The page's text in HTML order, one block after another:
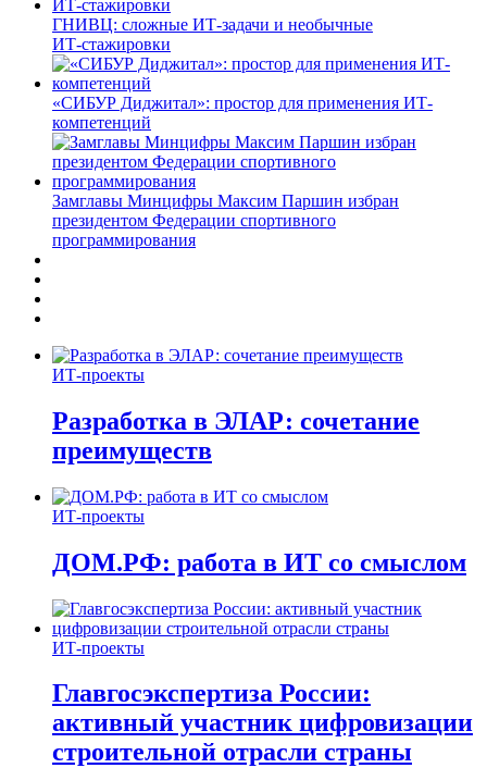
ГНИВЦ: сложные ИТ‑задачи и необычные
ИТ‑стажировки
«СИБУР Диджитал»: простор для применения ИТ-
компетенций
Замглавы Минцифры Максим Паршин избран
президентом Федерации спортивного
программирования
ИТ-проекты
Разработка в ЭЛАР: сочетание
преимуществ
ИТ-проекты
ДОМ.РФ: работа в ИТ со смыслом
ИТ-проекты
Главгосэкспертиза России:
активный участник цифровизации
строительной отрасли страны